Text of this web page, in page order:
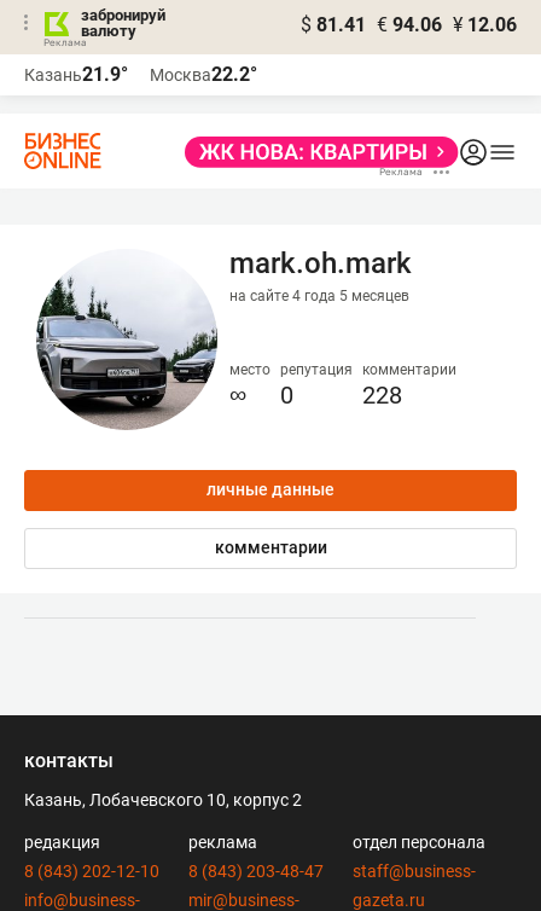
забронируй
валюту
$ 81.41 € 94.06 ¥ 12.06
Казань21.9° Москва22.2°
mark.oh.mark
на сайте 4 года 5 месяцев
место
∞
репутация
0
комментарии
228
личные данные
комментарии
контакты
Казань, Лобачевского 10, корпус 2
редакция
8 (843) 202-12-10
info@business-
реклама
8 (843) 203-48-47
mir@business-
отдел персонала
staff@business-
gazeta.ru